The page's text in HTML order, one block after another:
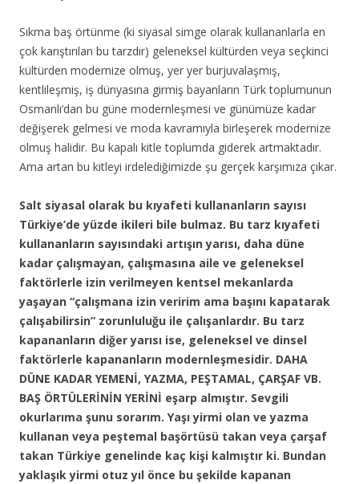
Sıkma baş örtünme (ki siyasal simge olarak kullananlarla en
çok karıştırılan bu tarzdır) geleneksel kültürden veya seçkinci
kültürden modernize olmuş, yer yer burjuvalaşmış,
kentlileşmiş, iş dünyasına girmiş bayanların Türk toplumunun
Osmanlı’dan bu güne modernleşmesi ve günümüze kadar
değişerek gelmesi ve moda kavramıyla birleşerek modernize
olmuş halidir. Bu kapalı kitle toplumda giderek artmaktadır.
Ama artan bu kitleyi irdelediğimizde şu gerçek karşımıza çıkar.
Salt siyasal olarak bu kıyafeti kullananların sayısı
Türkiye’de yüzde ikileri bile bulmaz. Bu tarz kıyafeti
kullananların sayısındaki artışın yarısı, daha düne
kadar çalışmayan, çalışmasına aile ve geleneksel
faktörlerle izin verilmeyen kentsel mekanlarda
yaşayan “çalışmana izin veririm ama başını kapatarak
çalışabilirsin” zorunluluğu ile çalışanlardır. Bu tarz
kapananların diğer yarısı ise, geleneksel ve dinsel
faktörlerle kapananların modernleşmesidir. DAHA
DÜNE KADAR YEMENİ, YAZMA, PEŞTAMAL, ÇARŞAF VB.
BAŞ ÖRTÜLERİNİN YERİNİ eşarp almıştır. Sevgili
okurlarıma şunu sorarım. Yaşı yirmi olan ve yazma
kullanan veya peştemal başörtüsü takan veya çarşaf
takan Türkiye genelinde kaç kişi kalmıştır ki. Bundan
yaklaşık yirmi otuz yıl önce bu şekilde kapanan